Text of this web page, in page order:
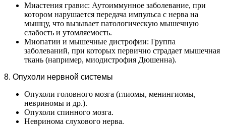
Миастения гравис: Аутоиммунное заболевание, при
котором нарушается передача импульса с нерва на
мышцу, что вызывает патологическую мышечную
слабость и утомляемость.
Миопатии и мышечные дистрофии: Группа
заболеваний, при которых первично страдает мышечная
ткань (например, миодистрофия Дюшенна).
8. Опухоли нервной системы
Опухоли головного мозга (глиомы, менингиомы,
невриномы и др.).
Опухоли спинного мозга.
Невринома слухового нерва.